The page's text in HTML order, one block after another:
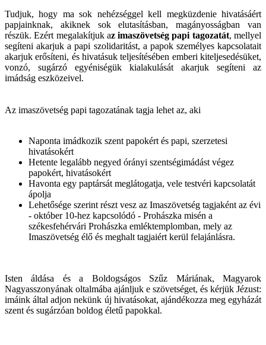
Tudjuk, hogy ma sok nehézséggel kell megküzdenie hivatásáért
papjainknak, akiknek sok elutasításban, magányosságban van
részük. Ezért megalakítjuk az imaszövetség papi tagozatát, mellyel
segíteni akarjuk a papi szolidaritást, a papok személyes kapcsolatait
akarjuk erősíteni, és hivatásuk teljesítésében emberi kiteljesedésüket,
vonzó, sugárzó egyéniségük kialakulását akarjuk segíteni az
imádság eszközeivel.
Az imaszövetség papi tagozatának tagja lehet az, aki
Naponta imádkozik szent papokért és papi, szerzetesi
hivatásokért
Hetente legalább negyed órányi szentségimádást végez
papokért, hivatásokért
Havonta egy paptársát meglátogatja, vele testvéri kapcsolatát
ápolja
Lehetősége szerint részt vesz az Imaszövetség tagjaként az évi
- október 10-hez kapcsolódó - Prohászka misén a
székesfehérvári Prohászka emléktemplomban, mely az
Imaszövetség élő és meghalt tagjaiért kerül felajánlásra.
Isten áldása és a Boldogságos Szűz Máriának, Magyarok
Nagyasszonyának oltalmába ajánljuk e szövetséget, és kérjük Jézust:
imáink által adjon nekünk új hivatásokat, ajándékozza meg egyházát
szent és sugárzóan boldog életű papokkal.